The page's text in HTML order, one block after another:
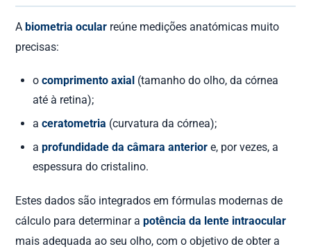
A biometria ocular reúne medições anatómicas muito
precisas:
ocomprimento axial (tamanho do olho, da córnea
até à retina);
aceratometria (curvatura da córnea);
aprofundidade da câmara anterior e, por vezes, a
espessura do cristalino.
Estes dados são integrados em fórmulas modernas de
cálculo para determinar apotência da lente intraocular
mais adequada ao seu olho, com o objetivo de obter a